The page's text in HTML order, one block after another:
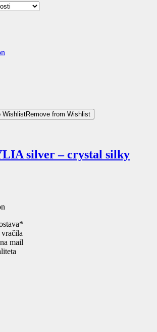
WishlistRemove from Wishlist
silver – crystal silky
mail